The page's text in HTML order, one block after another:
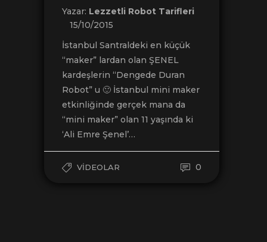
Yazar: Lezzetli Robot Tarifleri
15/10/2015
İstanbul Santraldeki en küçük
“maker” lardan olan ŞENEL
kardeşlerin “Dengede Duran
Robot” u 🙂 İstanbul mini maker
etkinliğinde gerçek mana da
“mini maker” olan 11 yaşında ki
‘Ali Emre Şenel’…
VIDEOLAR 0